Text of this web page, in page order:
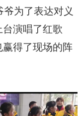
为了表达对义
演唱了红歌
赢得了现场的阵